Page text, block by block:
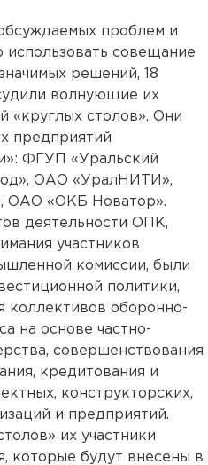
проблем и
совещание
решений, 18
волнующие их
«круглых столов». Они
предприятий
ФГУП «Уральский
ОАО «УралНИТИ»,
ОАО «ОКБ Новатор».
деятельности ОПК,
участников
комиссии, были
политики,
коллективов оборонно-
на основе частно-
совершенствования
кредитования и
конструкторских,
и предприятий.
их участники
которые будут внесены в